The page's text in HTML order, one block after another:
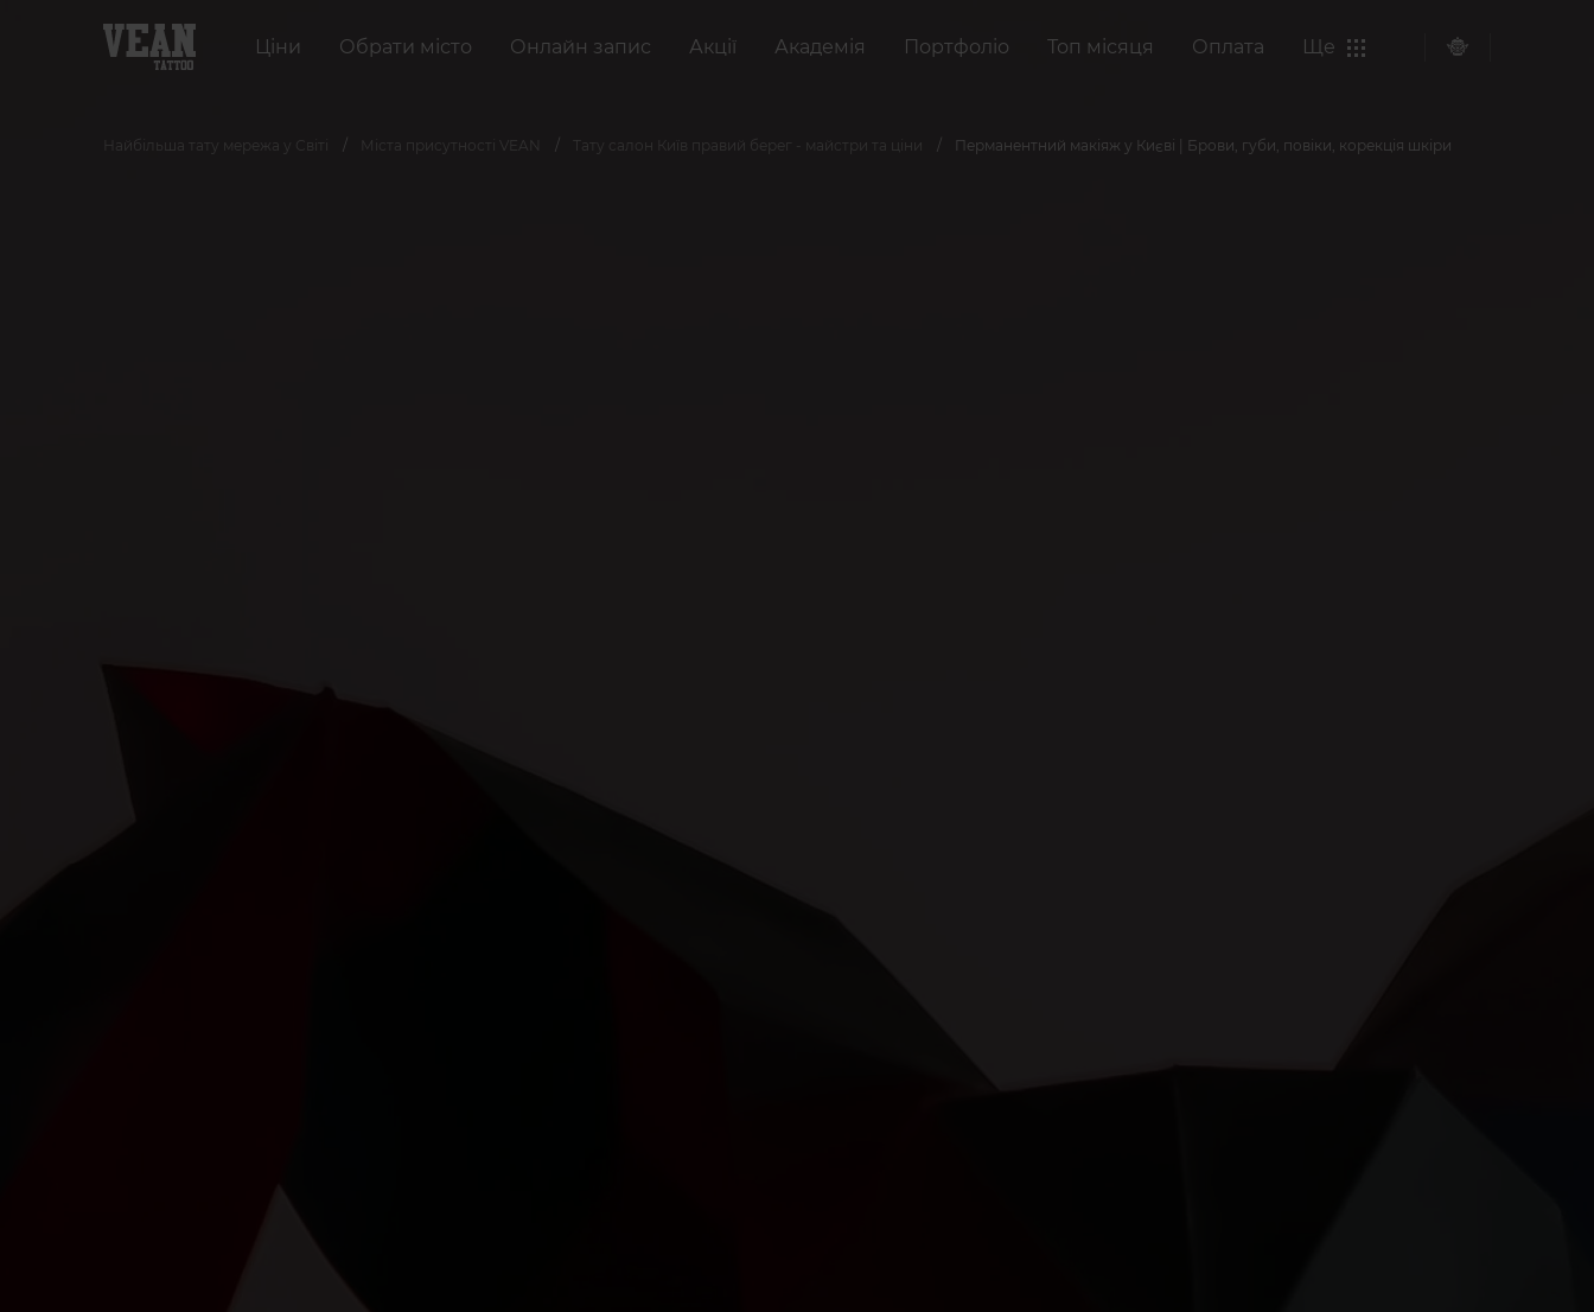
Ціни Обрати місто Онлайн запис Акції Академія Портфоліо Топ місяця Оплата Ще
Найбільша тату мережа у Світі Міста присутності VEAN Тату салон Київ правий берег - майстри та ціни Перманентний макіяж у Києві | Брови, губи, повіки, корекція шкіри